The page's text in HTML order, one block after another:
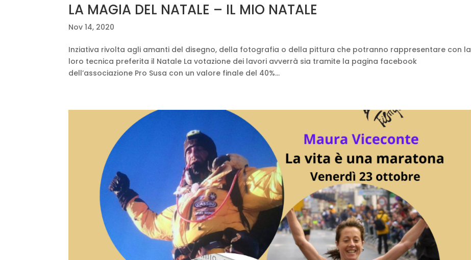
LA MAGIA DEL NATALE – IL MIO NATALE
Nov 14, 2020
Inziativa rivolta agli amanti del disegno, della fotografia o della pittura che potranno rappresentare con la
loro tecnica preferita il Natale La votazione dei lavori avverrà sia tramite la pagina facebook
dell’associazione Pro Susa con un valore finale del 40%...